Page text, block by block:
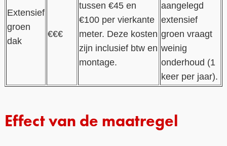
Extensief
groen
dak
€€€
tussen €45 en
€100 per vierkante
meter. Deze kosten
zijn inclusief btw en
montage.
aangelegd
extensief
groen vraagt
weinig
onderhoud (1
keer per jaar).
Effect van de maatregel